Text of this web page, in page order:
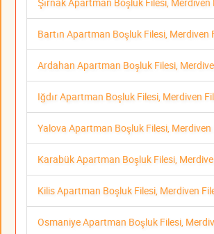
Bartın Apartman Boşluk Filesi, Merdiven
Ardahan Apartman Boşluk Filesi,
Iğdır Apartman Boşluk Filesi, Merdiven
Yalova Apartman Boşluk Filesi, Merdiven
Karabük Apartman Boşluk Filesi,
Kilis Apartman Boşluk Filesi, Merdiven
Osmaniye Apartman Boşluk Filesi,